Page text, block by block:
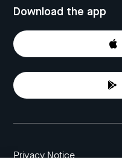
Download the app
Privacy Notice